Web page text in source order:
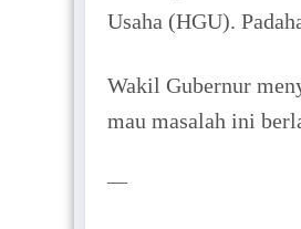
Usaha (HGU).
Wakil Gubernur
mau masalah ini
—